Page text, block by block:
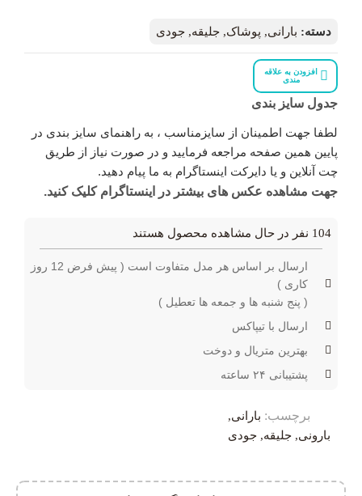
دسته: بارانی, پوشاک, جلیقه, جودی
افزودن به علاقه
مندی
جدول سایز بندی
لطفا جهت اطمینان از سایزمناسب ، به راهنمای سایز بندی در
پایین همین صفحه مراجعه فرمایید و در صورت نیاز از طریق
چت آنلاین و یا دایرکت اینستاگرام به ما پیام دهید.
جهت مشاهده عکس های بیشتر در اینستاگرام کلیک کنید.
104 نفر در حال مشاهده محصول هستند
ارسال بر اساس هر مدل متفاوت است ( پیش فرض 12 روز
کاری )
( پنج شنبه ها و جمعه ها تعطیل )
ارسال با تیپاکس
بهترین متریال و دوخت
پشتیبانی ۲۴ ساعته
برچسب: بارانی,
بارونی, جلیقه, جودی